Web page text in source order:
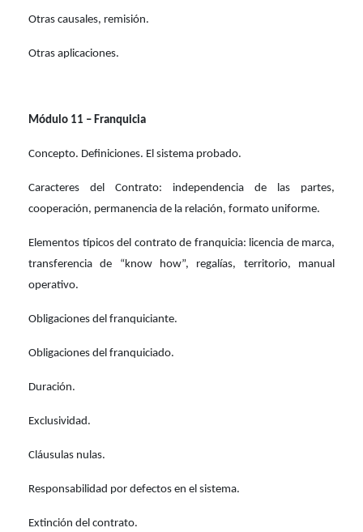
Otras causales, remisión.
Otras aplicaciones.
Módulo 11 – Franquicia
Concepto. Definiciones. El sistema probado.
Caracteres del Contrato: independencia de las partes,
cooperación, permanencia de la relación, formato uniforme.
Elementos típicos del contrato de franquicia: licencia de marca,
transferencia de “know how”, regalías, territorio, manual
operativo.
Obligaciones del franquiciante.
Obligaciones del franquiciado.
Duración.
Exclusividad.
Cláusulas nulas.
Responsabilidad por defectos en el sistema.
Extinción del contrato.